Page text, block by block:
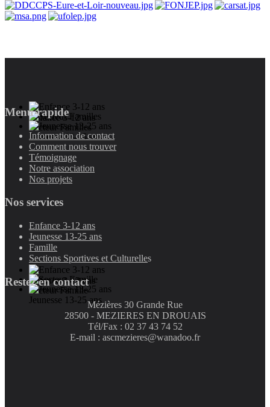
Enfance 3-12 ans
Enfance 3-12 ans
Secteur Familles
Secteur Famille
Jeunesse 13-25 ans
Jeunesse 13-25 ans
Menu rapide
Information de contact
Comment nous trouver
Témoignage
Notre association
Nos projets
Nos services
Enfance 3-12 ans
Jeunesse 13-25 ans
Famille
Sections Sportives et Culturelles
Restez en contact
Mézières 30 Grande Rue
28500 - MEZIERES EN DROUAIS
Tél/Fax : 02 37 43 74 52
E-mail : ascmezieres@wanadoo.fr